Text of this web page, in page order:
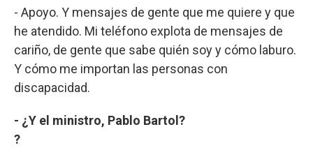
- Apoyo. Y mensajes de gente que me quiere y que
he atendido. Mi teléfono explota de mensajes de
cariño, de gente que sabe quién soy y cómo laburo.
Y cómo me importan las personas con
discapacidad.
- ¿Y el ministro, Pablo Bartol?
?